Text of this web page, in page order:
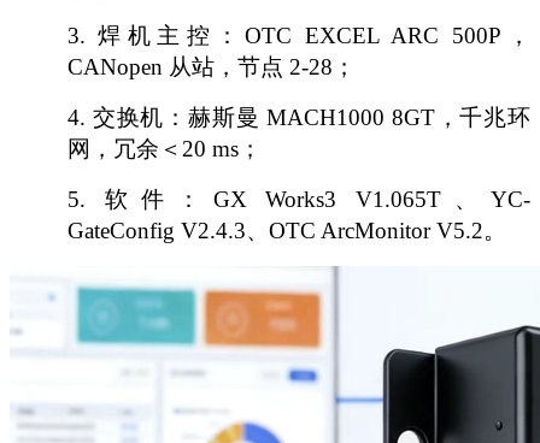
3.焊机主控：OTC EXCEL ARC 500P，
CANopen 从站，节点 2-28；
4. 交换机：赫斯曼 MACH1000 8GT，千兆环
网，冗余＜20 ms；
5. 软件： GX Works3 V1.065T、YC-
GateConfig V2.4.3、OTC ArcMonitor V5.2。